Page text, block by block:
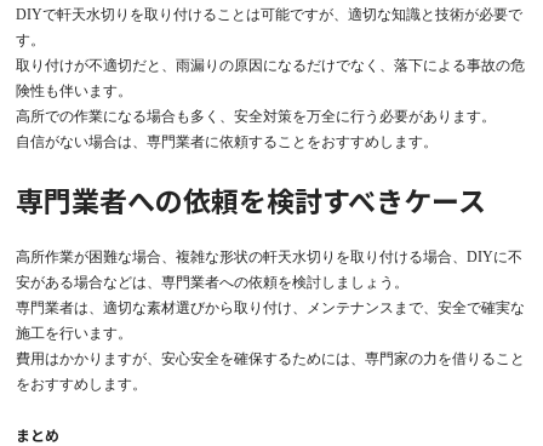
DIYで軒天水切りを取り付けることは可能ですが、適切な知識と技術が必要で
す。
取り付けが不適切だと、雨漏りの原因になるだけでなく、落下による事故の危
険性も伴います。
高所での作業になる場合も多く、安全対策を万全に行う必要があります。
自信がない場合は、専門業者に依頼することをおすすめします。
専門業者への依頼を検討すべきケース
高所作業が困難な場合、複雑な形状の軒天水切りを取り付ける場合、DIYに不
安がある場合などは、専門業者への依頼を検討しましょう。
専門業者は、適切な素材選びから取り付け、メンテナンスまで、安全で確実な
施工を行います。
費用はかかりますが、安心安全を確保するためには、専門家の力を借りること
をおすすめします。
まとめ